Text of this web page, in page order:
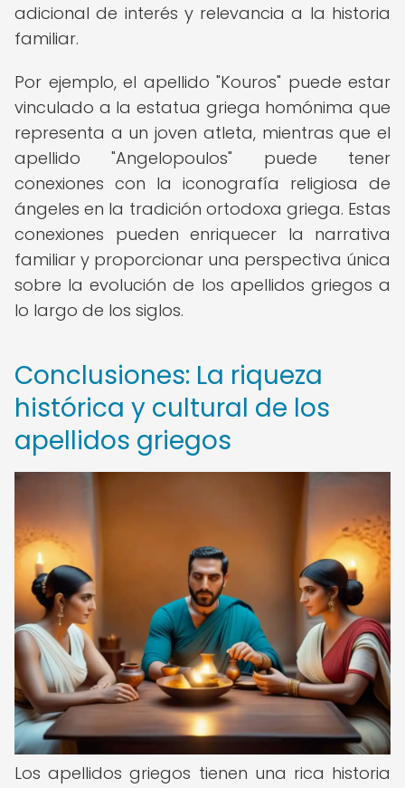
adicional de interés y relevancia a la historia
familiar.
Por ejemplo, el apellido "Kouros" puede estar
vinculado a la estatua griega homónima que
representa a un joven atleta, mientras que el
apellido "Angelopoulos" puede tener
conexiones con la iconografía religiosa de
ángeles en la tradición ortodoxa griega. Estas
conexiones pueden enriquecer la narrativa
familiar y proporcionar una perspectiva única
sobre la evolución de los apellidos griegos a
lo largo de los siglos.
Conclusiones: La riqueza
histórica y cultural de los
apellidos griegos
Los apellidos griegos tienen una rica historia